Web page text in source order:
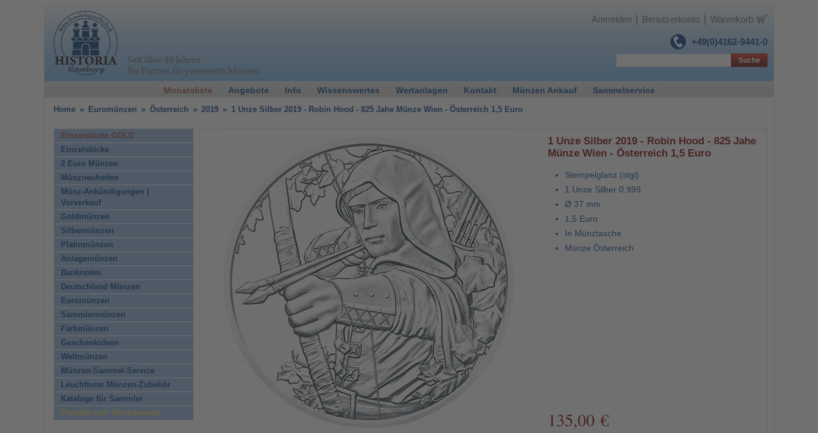
+49(0)4162-9441-0
Anmelden Benutzerkonto Warenkorb
Monatsliste Angebote Info Wissenswertes Wertanlagen Kontakt Münzen Ankauf Sammelservice
Suche
Home » Euromünzen » Österreich » 2019 » 1 Unze Silber 2019 - Robin Hood - 825 Jahe Münze Wien - Österreich 1,5 Euro
1 Unze Silber 2019 - Robin Hood - 825 Jahe
Münze Wien - Österreich 1,5 Euro
Stempelglanz (stgl)
1 Unze Silber 0.999
Ø 37 mm
1,5 Euro
In Münztasche
Münze Österreich
135,00 €
Einzelstücke GOLD
Einzelstücke
2 Euro Münzen
Münzneuheiten
Münz-Ankündigungen |
Vorverkauf
Goldmünzen
Silbermünzen
Platinmünzen
Anlagemünzen
Banknoten
Deutschland Münzen
Euromünzen
Sammlermünzen
Farbmünzen
Geschenkideen
Weltmünzen
Münzen-Sammel-Service
Leuchtturm Münzen-Zubehör
Kataloge für Sammler
Preishit zum Wochenende